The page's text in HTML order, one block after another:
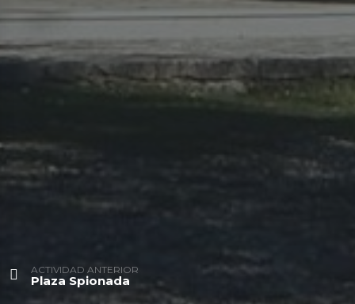
ACTIVIDAD ANTERIOR
Plaza Spionada